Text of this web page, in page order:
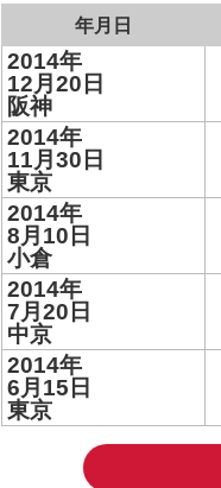
年月日
2014年
12月20日
阪神
2014年
11月30日
東京
2014年
8月10日
小倉
2014年
7月20日
中京
2014年
6月15日
東京